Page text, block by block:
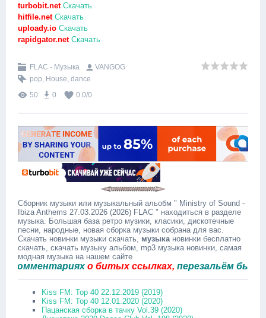
turbobit.netСкачать
hitfile.netСкачать
uploady.io Скачать
rapidgator.netСкачать
FLAC - Музыка
VANGOG
pop, House, dance
50
0 0.0/0
Сборник музыки или музыкальный альобм " Ministry of Sound -
Ibiza Anthems 27.03.2026 (2026) FLAC " находиться в разделе
музыка. Большая база ретро музики, класики, дискотечные
песни, народные, новая сборка музыки собрана для вас.
Скачать новинки музыки скачать, музыкановинки бесплатно
скачать, скачать музыку альбом, mp3 музыка новинки, самая
модная музыка на нашем сайте
о битых ссылках,перезальём быстро.
Kiss FM: Top 40 22.12.2019 (2019)
Kiss FM: Top 40 12.01.2020 (2020)
Пацанская сборка в тачку Vol.39 (2020)